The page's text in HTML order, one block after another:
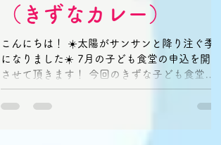
（きずなカレー）
こんにちは！ ☀️太陽がサンサンと降り注ぐ季節
になりました☀️ 7月の子ども食堂の申込を開始
させて頂きます！ 今回のきずな子ども食堂は
カレーライス🍛です。 ■開催日時 7/26(土)
16:45〜18:45 ■学び広場 16:45〜17:40